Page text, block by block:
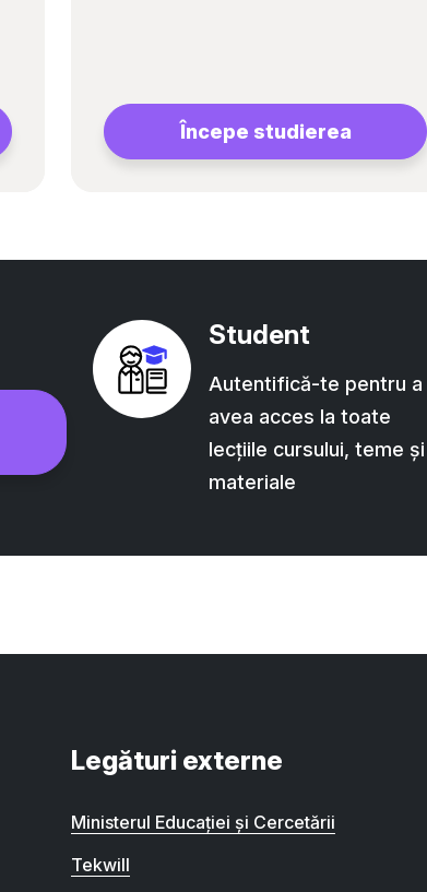
Începe studierea
Student
Autentifică-te pentru a
avea acces la toate
lecțiile cursului, teme și
materiale
Legături externe
Ministerul Educației și Cercetării
Tekwill